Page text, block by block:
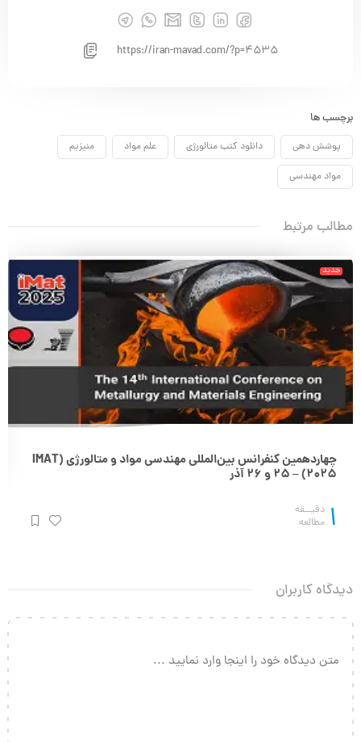
https://iran-mavad.com/?p=4535
برچسب ها
پوشش دهی دانلود کتب متالورژی علم مواد منیزیم
مواد مهندسی
مطالب مرتبط
جدید
چهاردهمین کنفرانس بین‌المللی مهندسی مواد و متالورژی (IMAT
2025) – 25 و 26 آذر
1 دقیــقه
مطالعه
دیدگاه کاربران